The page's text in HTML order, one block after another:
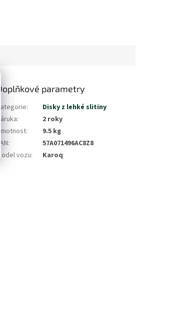
Doplňkové parametry
Kategorie:
Disky z lehké slitiny
Záruka:
2 roky
Hmotnost:
9.5 kg
EAN:
57A071496AC8Z8
Model vozu: Karoq